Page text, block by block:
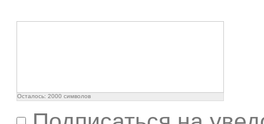
Осталось: 2000 символов